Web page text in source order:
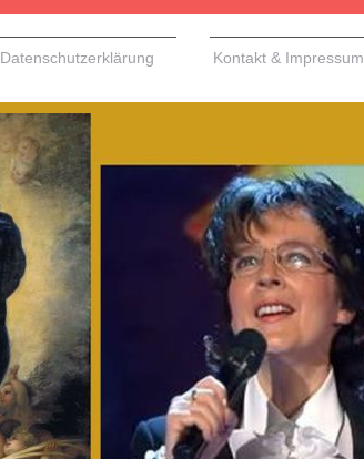
Datenschutzerklärung Kontakt & Impressum